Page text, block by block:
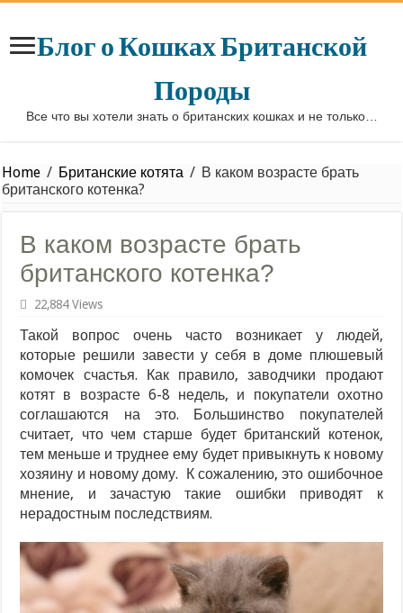
Блог о Кошках Британской
Породы
Все что вы хотели знать о британских кошках и не только…
Home / Британские котята / В каком возрасте брать
британского котенка?
В каком возрасте брать
британского котенка?
22,884 Views
Такой вопрос очень часто возникает у людей,
которые решили завести у себя в доме плюшевый
комочек счастья. Как правило, заводчики продают
котят в возрасте 6-8 недель, и покупатели охотно
соглашаются на это. Большинство покупателей
считает, что чем старше будет британский котенок,
тем меньше и труднее ему будет привыкнуть к новому
хозяину и новому дому. К сожалению, это ошибочное
мнение, и зачастую такие ошибки приводят к
нерадостным последствиям.